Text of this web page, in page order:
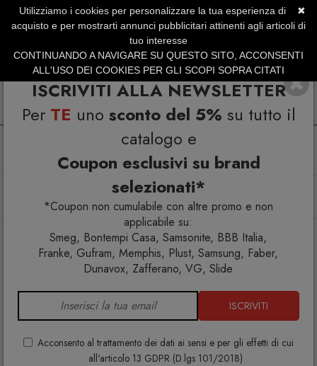
ISCRIVITI ALLA NEWSLETTER
Per TE uno sconto del 5% su tutto il
catalogo e
Coupon esclusivi su brand
selezionati*
*Coupon non cumulabile con altre promo e non
applicabile su:
Smeg, Bontempi Casa, Samsonite, BBB Italia,
Franke, Gufram, Memphis, Plust, Samsung, Faber,
Dunavox, Zafferano, VG, Slide
ISCRIVITI
Acconsento al trattamento dei dati ai sensi e per gli effetti di cui
all'articolo 13 GDPR (D.lgs 101/2018)
SERVIZIO CLIENTI +39.0773.470.562
SUMMER SALES | Fino al 40% di Sconto
Arredo interno
Memphis Milano Schwarzenberg Consolle
✖
Utilizziamo i cookies per personalizzare la tua esperienza di
acquisto e per mostrarti annunci pubblicitari attinenti agli articoli di
tuo interesse
CONTINUANDO A NAVIGARE SU QUESTO SITO, ACCONSENTI
ALL'USO DEI COOKIES PER GLI SCOPI SOPRA CITATI